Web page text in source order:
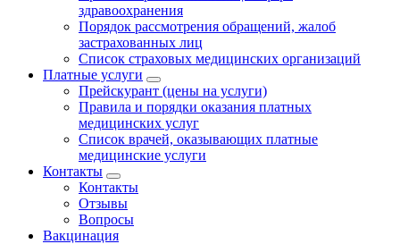
здравоохранения
Порядок рассмотрения обращений, жалоб
застрахованных лиц
Список страховых медицинских организаций
Платные услуги
Прейскурант (цены на услуги)
Правила и порядки оказания платных
медицинских услуг
Список врачей, оказывающих платные
медицинские услуги
Контакты
Контакты
Отзывы
Вопросы
Вакцинация